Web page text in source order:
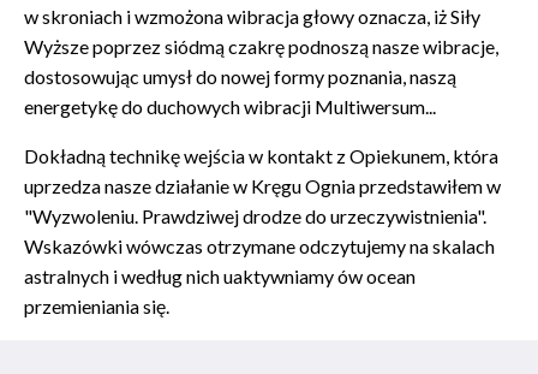
w skroniach i wzmożona wibracja głowy oznacza, iż Siły
Wyższe poprzez siódmą czakrę podnoszą nasze wibracje,
dostosowując umysł do nowej formy poznania, naszą
energetykę do duchowych wibracji Multiwersum...
Dokładną technikę wejścia w kontakt z Opiekunem, która
uprzedza nasze działanie w Kręgu Ognia przedstawiłem w
"Wyzwoleniu. Prawdziwej drodze do urzeczywistnienia".
Wskazówki wówczas otrzymane odczytujemy na skalach
astralnych i według nich uaktywniamy ów ocean
przemieniania się.